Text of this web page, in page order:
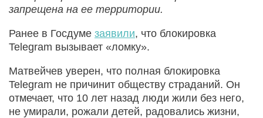
запрещена на ее территории.
Ранее в Госдуме заявили, что блокировка
Telegram вызывает «ломку».
Матвейчев уверен, что полная блокировка
Telegram не причинит обществу страданий. Он
отмечает, что 10 лет назад люди жили без него,
не умирали, рожали детей, радовались жизни,